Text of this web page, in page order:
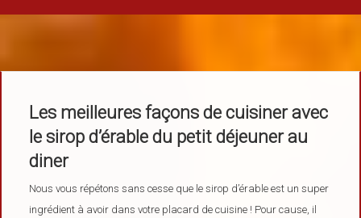
Les meilleures façons de cuisiner avec
le sirop d’érable du petit déjeuner au
diner
Nous vous répétons sans cesse que le sirop d’érable est un super
ingrédient à avoir dans votre placard de cuisine ! Pour cause, il